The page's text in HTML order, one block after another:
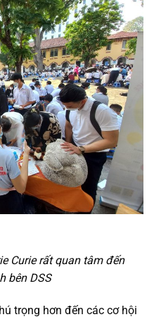
Curie rất quan tâm đến
bên DSS
trọng hơn đến các cơ hội